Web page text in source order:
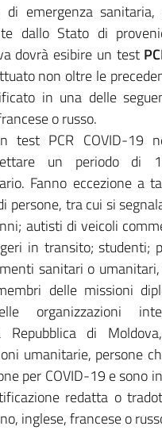
emergenza sanitaria,
dallo Stato di
dovrà esibire un test
non oltre le
in una delle
o russo.
test PCR COVID-19
un periodo di
Fanno eccezione a
persone, tra cui si
autisti di veicoli
in transito; studenti;
sanitari o
delle missioni
organizzazioni
Repubblica di
umanitarie, persone
per COVID-19 e sono
redatta o
inglese, francese o